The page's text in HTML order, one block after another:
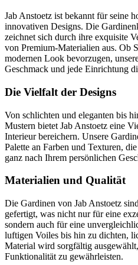
Jab Anstoetz ist bekannt für seine
innovativen Designs. Die
zeichnet sich durch ihre exquisite
von Premium-Materialien aus. Ob
modernen Look bevorzugen,
Geschmack und jede Einrichtung
Die Vielfalt der Designs
Von schlichten und eleganten bis
Mustern bietet Jab Anstoetz eine
Interieur bereichern. Unsere
Palette an Farben und Texturen,
ganz nach Ihrem persönlichen
Materialien und Qualität
Die Gardinen von Jab Anstoetz
gefertigt, was nicht nur für eine
sondern auch für eine
luftigen Voiles bis hin zu dichten,
Material wird sorgfältig
Funktionalität zu gewährleisten.